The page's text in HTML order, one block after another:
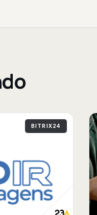
BITRIX24